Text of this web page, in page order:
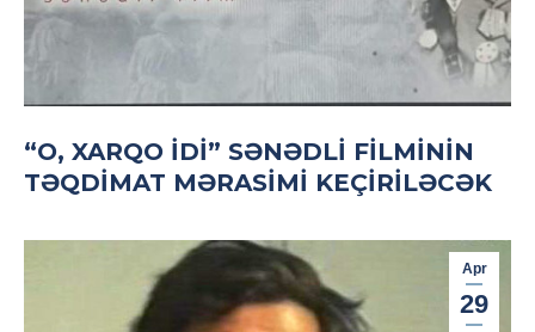
“O, XARQO IDI” SƏNƏDLI FILMININ
TƏQDIMAT MƏRASIMI KEÇIRILƏCƏK
Apr
29